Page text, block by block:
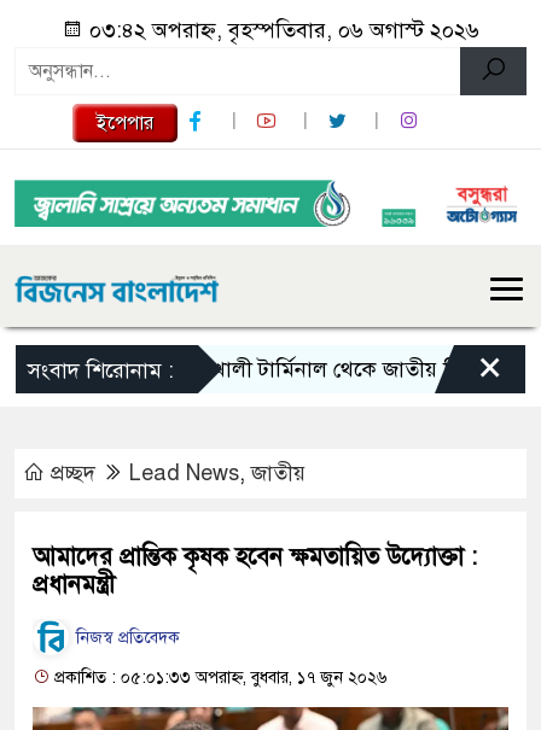
০৩:৪২ অপরাহ্ন, বৃহস্পতিবার, ০৬ অগাস্ট ২০২৬
ইপেপার
সংবাদ শিরোনাম :
মহেশখালী টার্মিনাল থেকে জাতীয় গ্রিডে যাচ্ছে ৮০০
×
প্রচ্ছদ Lead News,জাতীয়
আমাদের প্রান্তিক কৃষক হবেন ক্ষমতায়িত উদ্যোক্তা :
প্রধানমন্ত্রী
নিজস্ব প্রতিবেদক
প্রকাশিত : ০৫:০১:৩৩ অপরাহ্ন, বুধবার, ১৭ জুন ২০২৬